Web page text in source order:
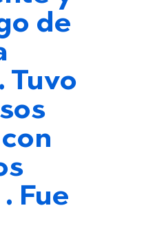
de
Tuvo
Fue